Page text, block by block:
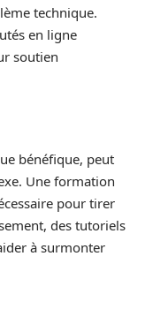
technique.
en ligne
soutien
bénéfique, peut
Une formation
pour tirer
des tutoriels
à surmonter